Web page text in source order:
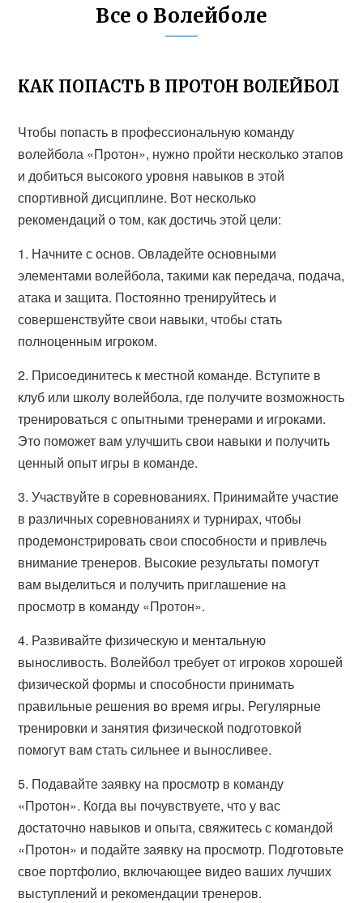
Все о Волейболе
КАК ПОПАСТЬ В ПРОТОН ВОЛЕЙБОЛ
Чтобы попасть в профессиональную команду
волейбола «Протон», нужно пройти несколько этапов
и добиться высокого уровня навыков в этой
спортивной дисциплине. Вот несколько
рекомендаций о том, как достичь этой цели:
1. Начните с основ. Овладейте основными
элементами волейбола, такими как передача, подача,
атака и защита. Постоянно тренируйтесь и
совершенствуйте свои навыки, чтобы стать
полноценным игроком.
2. Присоединитесь к местной команде. Вступите в
клуб или школу волейбола, где получите возможность
тренироваться с опытными тренерами и игроками.
Это поможет вам улучшить свои навыки и получить
ценный опыт игры в команде.
3. Участвуйте в соревнованиях. Принимайте участие
в различных соревнованиях и турнирах, чтобы
продемонстрировать свои способности и привлечь
внимание тренеров. Высокие результаты помогут
вам выделиться и получить приглашение на
просмотр в команду «Протон».
4. Развивайте физическую и ментальную
выносливость. Волейбол требует от игроков хорошей
физической формы и способности принимать
правильные решения во время игры. Регулярные
тренировки и занятия физической подготовкой
помогут вам стать сильнее и выносливее.
5. Подавайте заявку на просмотр в команду
«Протон». Когда вы почувствуете, что у вас
достаточно навыков и опыта, свяжитесь с командой
«Протон» и подайте заявку на просмотр. Подготовьте
свое портфолио, включающее видео ваших лучших
выступлений и рекомендации тренеров.